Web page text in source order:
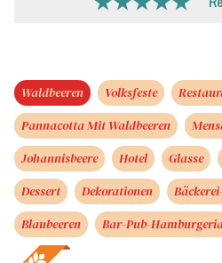
Waldbeeren Volksfeste
Pannacotta Mit Waldbeeren
Johannisbeere
Hotel Glasse
Dessert
Dekorationen
Blaubeeren
Bar-Pub-